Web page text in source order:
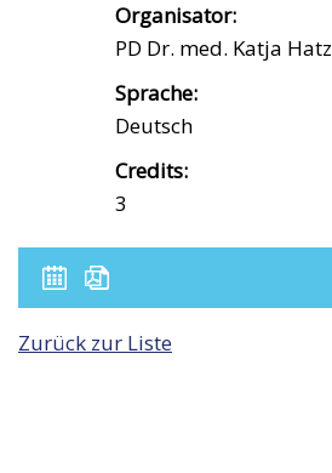
Organisator:
PD Dr. med. Katja Hatz
Sprache:
Deutsch
Credits:
3
Zurück zur Liste